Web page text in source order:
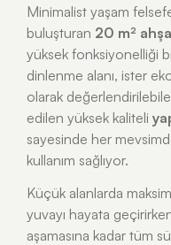
Minimalist yaşam
buluşturan 20 m²
yüksek fonksiyonelliği
dinlenme alanı, ister
olarak
edilen yüksek kaliteli
sayesinde her
kullanım sağlıyor.
Küçük alanlarda
yuvayı hayata
aşamasına kadar tüm